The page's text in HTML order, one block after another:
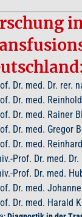
Dr. med. Dr. rer.
Dr. med.
Dr. med. Rainer
Dr. med. Gregor
Dr. med.
Prof. Dr. med.
Prof. Dr. med.
Dr. med.
Dr. med. Harald